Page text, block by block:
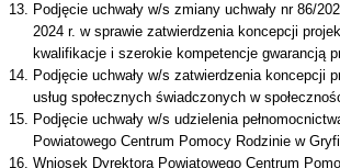
Podjęcie uchwały w/s zmiany uchwały nr 86/
2024 r. w sprawie zatwierdzenia koncepcji
kwalifikacje i szerokie kompetencje gwarancją
Podjęcie uchwały w/s zatwierdzenia koncepcji
usług społecznych świadczonych w
Podjęcie uchwały w/s udzielenia
Powiatowego Centrum Pomocy Rodzinie w
Wniosek Dyrektora Powiatowego Centrum